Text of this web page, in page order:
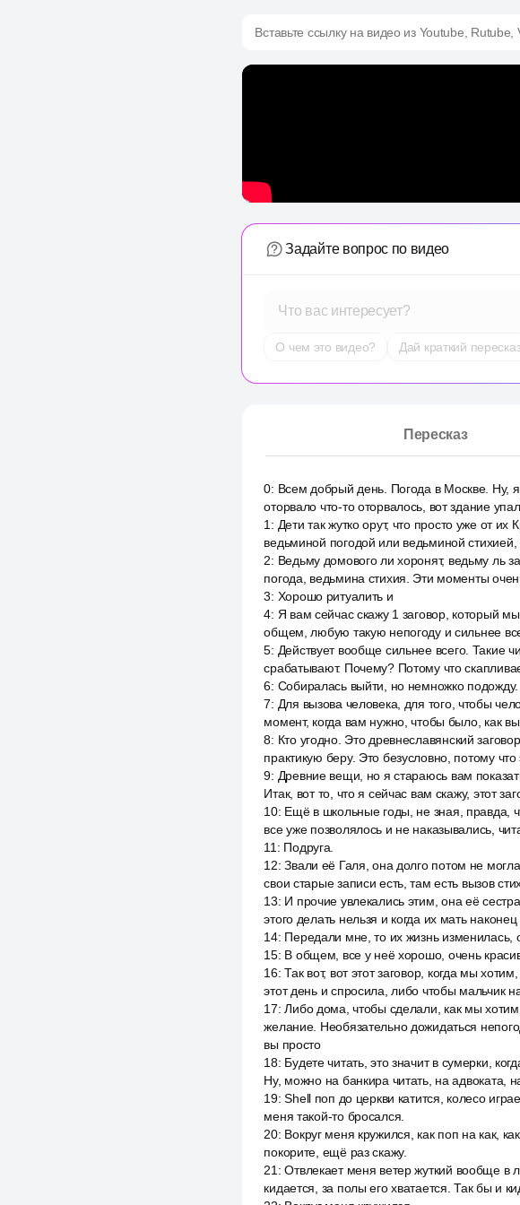
Вставьте ссылку на видео из Youtube, Rutube,
Задайте вопрос по видео
Что вас интересует?
О чем это видео? Дай краткий
Пересказ
0: Всем добрый день. Погода в Москве. Ну,
оторвало что-то оторвалось, вот здание
1 : Дети так жутко орут, что просто уже от
ведьминой погодой или ведьминой
2: Ведьму домового ли хоронят, ведьму ль
погода, ведьмина стихия. Эти моменты
3: Хорошо ритуалить и
4: Я вам сейчас скажу 1 заговор, который
общем, любую такую непогоду и сильнее
5: Действует вообще сильнее всего. Такие
срабатывают. Почему? Потому что
6: Собиралась выйти, но немножко подожду.
7: Для вызова человека, для того, чтобы
момент, когда вам нужно, чтобы было, как
8: Кто угодно. Это древнеславянский
практикую беру. Это безусловно, потому что
9: Древние вещи, но я стараюсь вам
Итак, вот то, что я сейчас вам скажу, этот
10: Ещё в школьные годы, не зная, правда,
все уже позволялось и не наказывались,
11 : Подруга.
12:Звали её Галя, она долго потом не
свои старые записи есть, там есть вызов
13: И прочие увлекались этим, она её
этого делать нельзя и когда их мать
14: Передали мне, то их жизнь изменилась,
15: В общем, все у неё хорошо, очень
16:Так вот, вот этот заговор, когда мы
этот день и спросила, либо чтобы мальчик
17:Либо дома, чтобы сделали, как мы
желание. Необязательно дожидаться
вы просто
18: Будете читать, это значит в сумерки,
Ну, можно на банкира читать, на адвоката,
19:Shell поп до церкви катится, колесо
меня такой-то бросался.
20: Вокруг меня кружился, как поп на как,
покорите, ещё раз скажу.
21 :Отвлекает меня ветер жуткий вообще в
кидается, за полы его хватается. Так бы и